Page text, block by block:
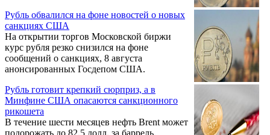
Рубль обвалился на фоне новостей о новых
санкциях США
На открытии торгов Московской биржи
курс рубля резко снизился на фоне
сообщений о санкциях, 8 августа
анонсированных Госдепом США.
Рубль готовит крепкий сюрприз, а в
Минфине США опасаются санкционного
рикошета
В течение шести месяцев нефть Brent может
подорожать до 82,5 долл. за баррель,